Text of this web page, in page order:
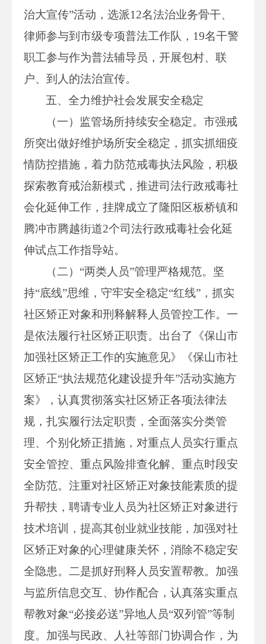
治大宣传”活动，选派12名法治业务骨干、
律师参与到市级专项普法工作队，19名干警
职工参与作为普法辅导员，开展包村、联
户、到人的法治宣传。
五、全力维护社会发展安全稳定
（一）监管场所持续安全稳定。市强戒
所突出做好维护场所安全稳定，抓实抓细疫
情防控措施，着力防范戒毒执法风险，积极
探索教育戒治新模式，推进司法行政戒毒社
会化延伸工作，挂牌成立了隆阳区板桥镇和
腾冲市腾越街道2个司法行政戒毒社会化延
伸试点工作指导站。
（二）“两类人员”管理严格规范。坚
持“底线”思维，守牢安全稳定“红线”，抓实
社区矫正对象和刑释解释人员管控工作。一
是依法履行社区矫正职责。出台了《保山市
加强社区矫正工作的实施意见》《保山市社
区矫正“执法规范化建设提升年”活动实施方
案》，认真贯彻落实社区矫正各项法律法
规，扎实履行法定职责，全面落实分类管
理、个别化矫正措施，对重点人员实行重点
安全管控、重点风险排查化解、重点时段安
全防范。注重对社区矫正对象技能素质的提
升帮扶，聘请专业人员为社区矫正对象进行
技术培训，提高其创业就业技能，加强对社
区矫正对象的心理健康关怀，消除不稳定安
全隐患。二是抓好刑释人员安置帮教。加强
与监所信息交互、协作配合，认真落实重点
帮教对象“必接必送”异地人员“双列管”等制
度。加强与民政、人社等部门协调合作，为